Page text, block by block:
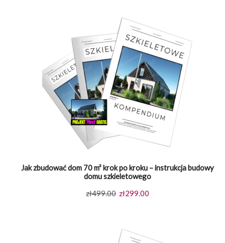
do
zł4,999.00
Jak zbudować dom 70 m² krok po kroku – instrukcja budowy
domu szkieletowego
zł499.00 Pierwotna
zł499.00.
zł299.00